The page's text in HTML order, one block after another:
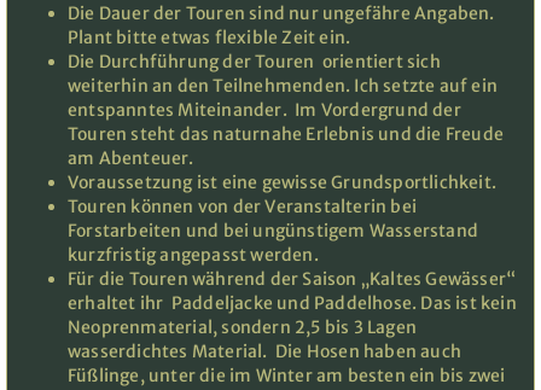
Die Dauer der Touren sind nur ungefähre Angaben.
Plant bitte etwas flexible Zeit ein.
Die Durchführung der Touren orientiert sich
weiterhin an den Teilnehmenden. Ich setzte auf ein
entspanntes Miteinander. Im Vordergrund der
Touren steht das naturnahe Erlebnis und die Freude
am Abenteuer.
Voraussetzung ist eine gewisse Grundsportlichkeit.
Touren können von der Veranstalterin bei
Forstarbeiten und bei ungünstigem Wasserstand
kurzfristig angepasst werden.
Für die Touren während der Saison „Kaltes Gewässer“
erhaltet ihr Paddeljacke und Paddelhose. Das ist kein
Neoprenmaterial, sondern 2,5 bis 3 Lagen
wasserdichtes Material. Die Hosen haben auch
Füßlinge, unter die im Winter am besten ein bis zwei